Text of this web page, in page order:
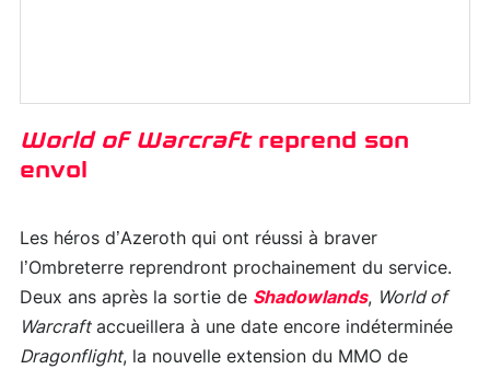
World of Warcraftreprend son
envol
Les héros d’Azeroth qui ont réussi à braver
l’Ombreterre reprendront prochainement du service.
Deux ans après la sortie de Shadowlands, World of
Warcraftaccueillera à une date encore indéterminée
Dragonflight, la nouvelle extension du MMO de